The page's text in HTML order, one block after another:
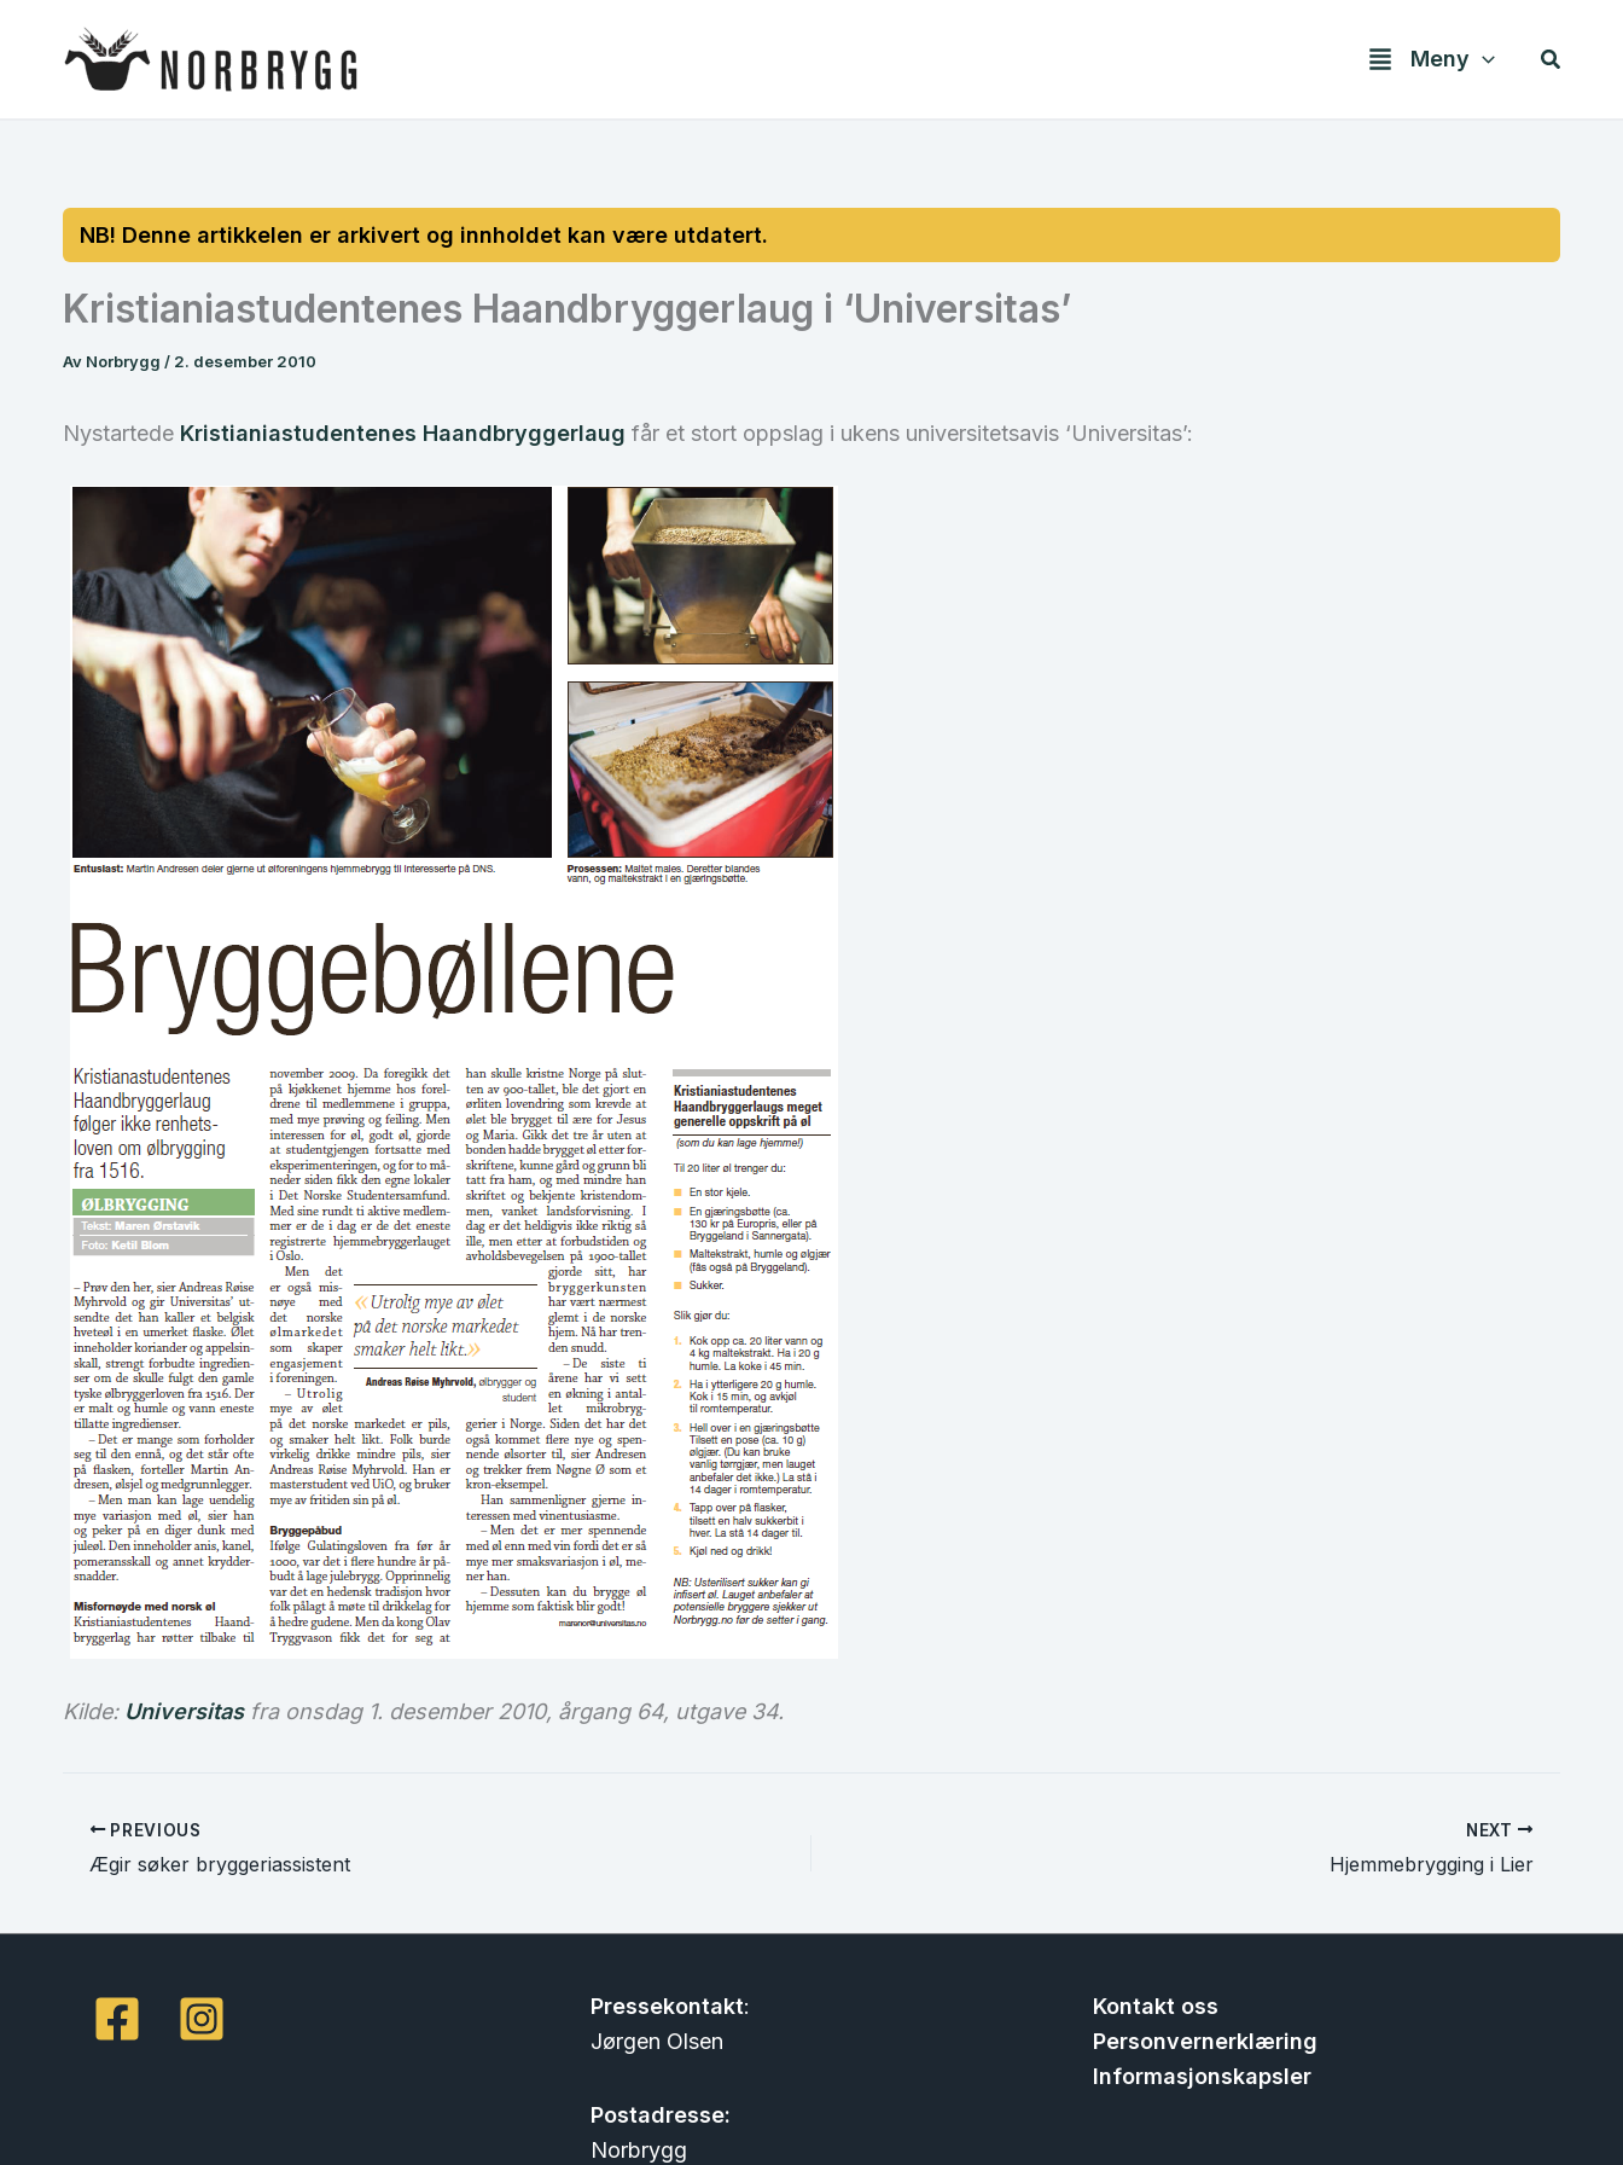
Meny Søk
Kristianiastudentenes Haandbryggerlaug i ‘Universitas’
Av Norbrygg / 2. desember 2010
Nystartede Kristianiastudentenes Haandbryggerlaug får et stort oppslag i ukens universitetsavis ‘Universitas’:
Kilde: Universitasfra onsdag 1. desember 2010, årgang 64, utgave 34.
PREVIOUS
Ægir søker bryggeriassistent
NEXT
Hjemmebrygging i Lier
Pressekontakt:
Jørgen Olsen
Postadresse:
Norbrygg
Kontakt oss
Personvernerklæring
Informasjonskapsler